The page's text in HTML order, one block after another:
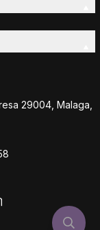
29004, Malaga,